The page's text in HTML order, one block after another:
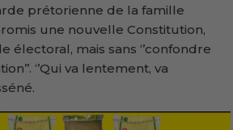
prétorienne de la famille
une nouvelle Constitution,
électoral, mais sans ‘’confondre
‘’Qui va lentement, va